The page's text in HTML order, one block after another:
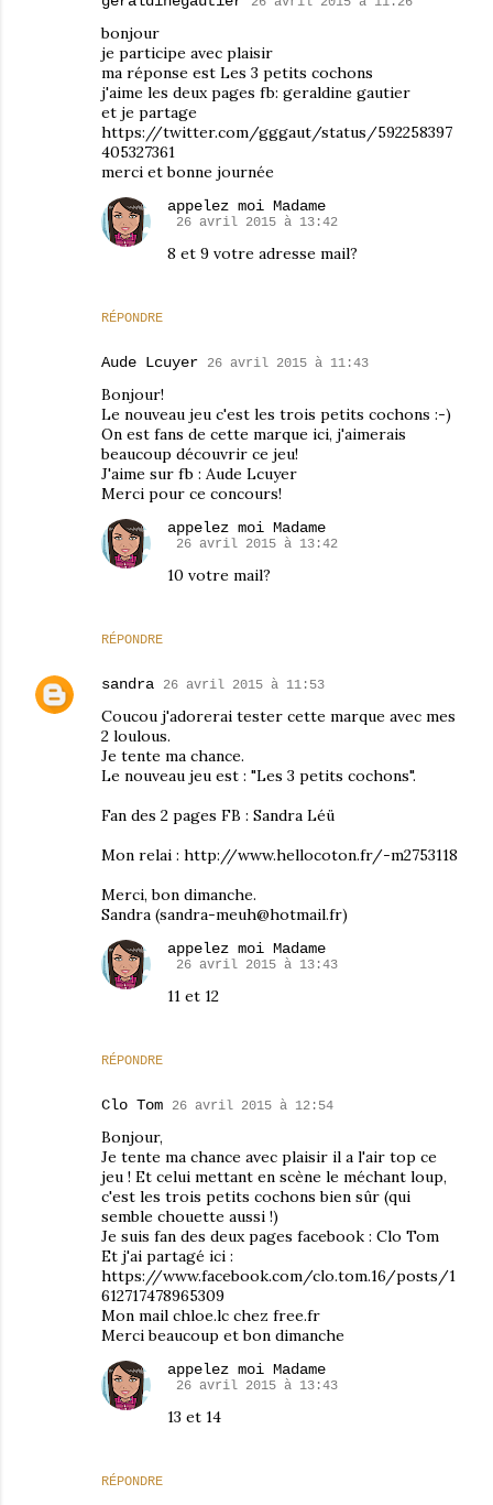
bonjour
je participe avec plaisir
ma réponse est Les 3 petits cochons
j'aime les deux pages fb: geraldine gautier
et je partage
https://twitter.com/gggaut/status/592258397
405327361
merci et bonne journée
RÉPONDRE
appelez moi Madame
26 avril 2015 à 13:42
8 et 9 votre adresse mail?
Aude Lcuyer 26 avril 2015 à 11:43
Bonjour!
Le nouveau jeu c'est les trois petits cochons :-)
On est fans de cette marque ici, j'aimerais
beaucoup découvrir ce jeu!
J'aime sur fb : Aude Lcuyer
Merci pour ce concours!
RÉPONDRE
appelez moi Madame
26 avril 2015 à 13:42
10 votre mail?
sandra 26 avril 2015 à 11:53
Coucou j'adorerai tester cette marque avec mes
2 loulous.
Je tente ma chance.
Le nouveau jeu est : "Les 3 petits cochons".
Fan des 2 pages FB : Sandra Léü
Mon relai : http://www.hellocoton.fr/-m2753118
Merci, bon dimanche.
Sandra (sandra-meuh@hotmail.fr)
RÉPONDRE
appelez moi Madame
26 avril 2015 à 13:43
11 et 12
Clo Tom 26 avril 2015 à 12:54
Bonjour,
Je tente ma chance avec plaisir il a l'air top ce
jeu ! Et celui mettant en scène le méchant loup,
c'est les trois petits cochons bien sûr (qui
semble chouette aussi !)
Je suis fan des deux pages facebook : Clo Tom
Et j'ai partagé ici :
https://www.facebook.com/clo.tom.16/posts/1
612717478965309
Mon mail chloe.lc chez free.fr
Merci beaucoup et bon dimanche
RÉPONDRE
appelez moi Madame
26 avril 2015 à 13:43
13 et 14